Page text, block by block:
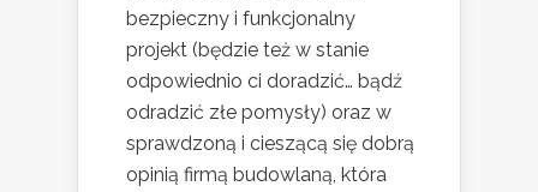
bezpieczny i funkcjonalny
projekt (będzie też w stanie
odpowiednio ci doradzić… bądź
odradzić złe pomysły) oraz w
sprawdzoną i cieszącą się dobrą
opinią firmą budowlaną, która